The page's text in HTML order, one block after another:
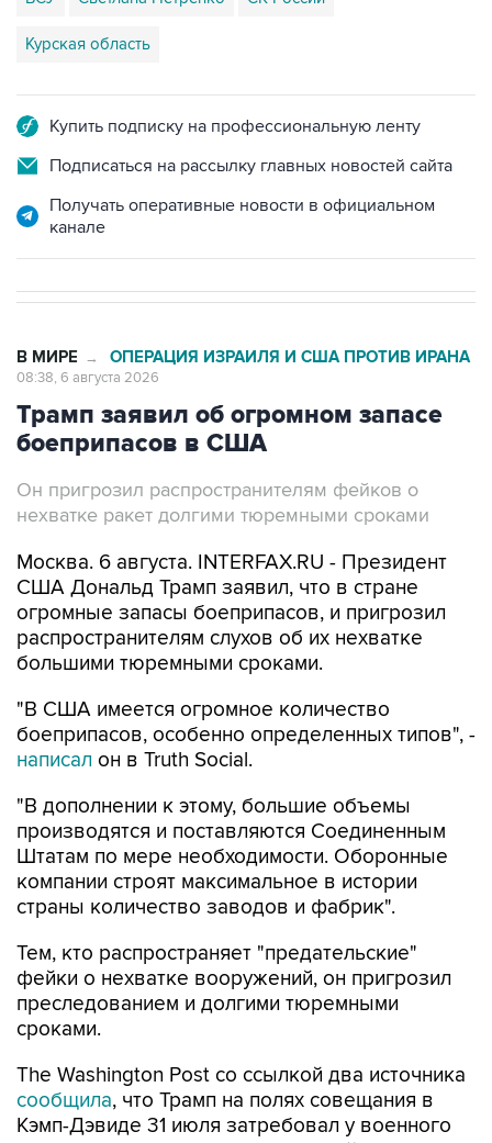
Подписаться на рассылку главных новостей сайта
Получать оперативные новости в официальном
Трамп заявил об огромном запасе
боеприпасов в США
Он пригрозил распространителям фейков о
Москва. 6 августа. INTERFAX.RU - Президент
огромные запасы боеприпасов, и пригрозил
распространителям слухов об их нехватке
большими тюремными сроками.
"В США имеется огромное количество
написал он в Truth Social.
"В дополнении к этому, большие объемы
Штатам по мере необходимости. Оборонные
компании строят максимальное в истории
страны количество заводов и фабрик".
Тем, кто распространяет "предательские"
преследованием и долгими тюремными
сроками.
The Washington Post со ссылкой два источника
Кэмп-Дэвиде 31 июля затребовал у военного
министра Пита Хегсета объяснений из-за
истощения запасов ракет на фоне конфликта с